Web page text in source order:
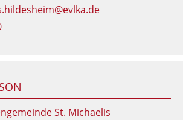
St. Michaelis